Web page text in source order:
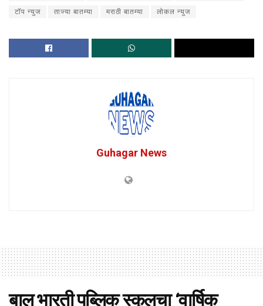
टॉप न्युज ताज्या बातम्या मराठी बातम्या लोकल न्युज
Guhagar News
बाल भारती पब्लिक स्कूलचा ‘वार्षिक